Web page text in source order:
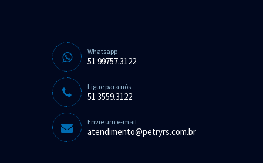
Whatsapp
51 99757.3122
Ligue para nós
51 3559.3122
Envie um e-mail
atendimento@petryrs.com.br